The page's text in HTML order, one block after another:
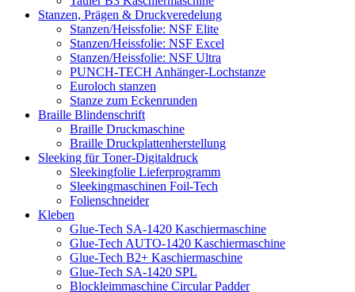
Stanzen, Prägen & Druckveredelung
Stanzen/Heissfolie: NSF Elite
Stanzen/Heissfolie: NSF Excel
Stanzen/Heissfolie: NSF Ultra
PUNCH-TECH Anhänger-Lochstanze
Euroloch stanzen
Stanze zum Eckenrunden
Braille Blindenschrift
Braille Druckmaschine
Braille Druckplattenherstellung
Sleeking für Toner-Digitaldruck
Sleekingfolie Lieferprogramm
Sleekingmaschinen Foil-Tech
Folienschneider
Kleben
Glue-Tech SA-1420 Kaschiermaschine
Glue-Tech AUTO-1420 Kaschiermaschine
Glue-Tech B2+ Kaschiermaschine
Glue-Tech SA-1420 SPL
Blockleimmaschine Circular Padder